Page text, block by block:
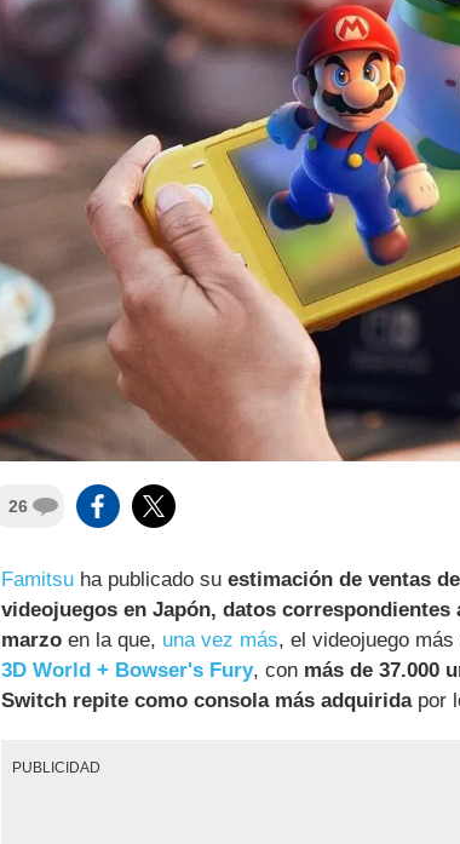
26
Famitsu ha publicado su estimación de ventas
videojuegos en Japón, datos correspondientes
marzo en la que, una vez más, el videojuego
3D World + Bowser's Fury, con más de 37.000
Switch repite como consola más adquiridapor
PUBLICIDAD